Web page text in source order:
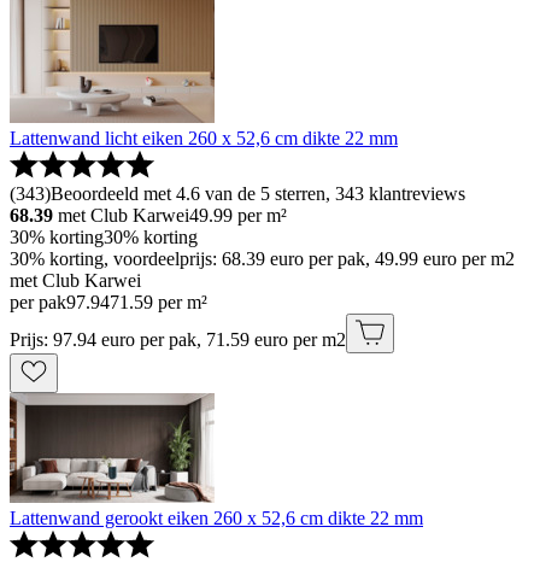
Lattenwand licht eiken 260 x 52,6 cm dikte 22 mm
(343)Beoordeeld met 4.6 van de 5 sterren, 343 klantreviews
68.39 met Club Karwei49.99 per m²
30% korting30% korting
30% korting, voordeelprijs: 68.39 euro per pak, 49.99 euro per m2
met Club Karwei
per pak97.9471.59 per m²
Prijs: 97.94 euro per pak, 71.59 euro per m2
Lattenwand gerookt eiken 260 x 52,6 cm dikte 22 mm